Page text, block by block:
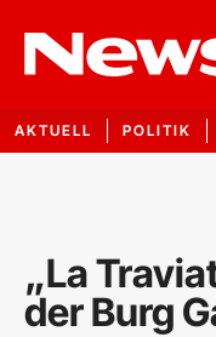
AKTUELL POLITIK
„La
der Burg